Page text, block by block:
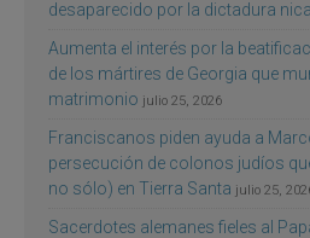
desaparecido por la dictadura
Aumenta el interés por la
de los mártires de Georgia que
matrimonio julio 25, 2026
Franciscanos piden ayuda a
persecución de colonos judíos
no sólo) en Tierra Santa julio 25,
Sacerdotes alemanes fieles al